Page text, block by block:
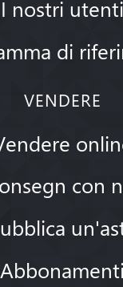
I nostri utenti
di
VENDERE
con
Abbonamenti